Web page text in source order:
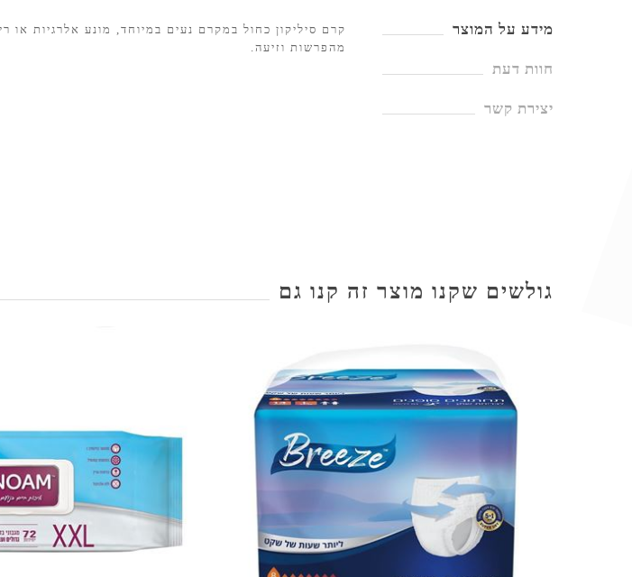
מידע על המוצר
חוות דעת
יצירת קשר
קרם סיליקון כחול במקרם נעים במיוחד, מונע אלרגיות או
מהפרשות וזיעה.
גולשים שקנו מוצר זה קנו גם